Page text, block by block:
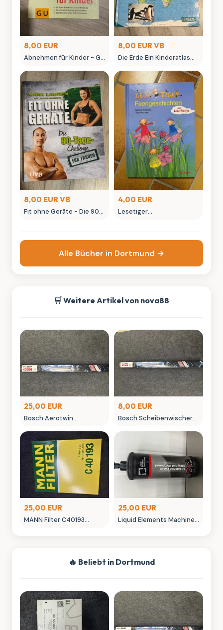
8,00 EUR
Abnehmen für Kinder - GU
8,00 EUR VB
Die Erde Ein Kinderatlas
8,00 EUR VB
Fit ohne Geräte - Die 90-
4,00 EUR
Lesetiger
Alle Bücher in Dortmund →
🛒 Weitere Artikel von nova88
25,00 EUR
Bosch Aerotwin
neuwertig in OVP
8,00 EUR
Bosch Scheibenwischer
gebraucht
25,00 EUR
MANN Filter C40193
25,00 EUR
Liquid Elements Machine
🔥 Beliebt in Dortmund